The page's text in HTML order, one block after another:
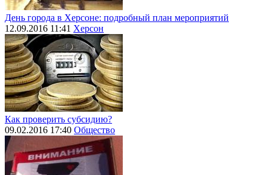
День города в Херсоне: подробный план мероприятий
12.09.2016 11:41 Херсон
Как проверить субсидию?
09.02.2016 17:40 Общество